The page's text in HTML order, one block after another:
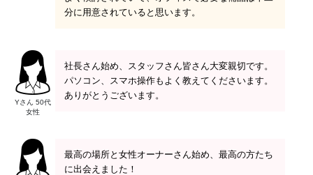
分に用意されていると思います。
Yさん 50代
女性
社長さん始め、スタッフさん皆さん大変親切です。
パソコン、スマホ操作もよく教えてくださいます。
ありがとうございます。
最高の場所と女性オーナーさん始め、最高の方たち
に出会えました！